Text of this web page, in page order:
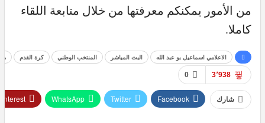
من الأمور يمكنكم معرفتها من خلال متابعة اللقاء
كاملا.
الاعلامي اسماعيل بو عبد الله البث المباشر المنتخب الوطني كرة القدم
0 3٬938
شارك Facebook
Twitter
WhatsApp